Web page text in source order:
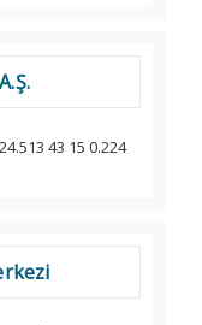
43 15 0.224